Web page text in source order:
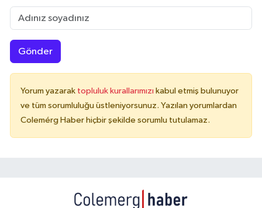
Gönder
Yorum yazarak topluluk kurallarımızı kabul etmiş bulunuyor
ve tüm sorumluluğu üstleniyorsunuz. Yazılan yorumlardan
Colemérg Haber hiçbir şekilde sorumlu tutulamaz.